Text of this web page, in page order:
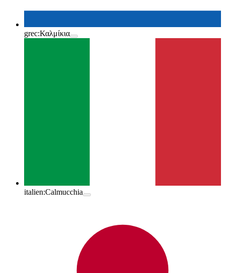
grec:Καλμίκια
italien:Calmucchia